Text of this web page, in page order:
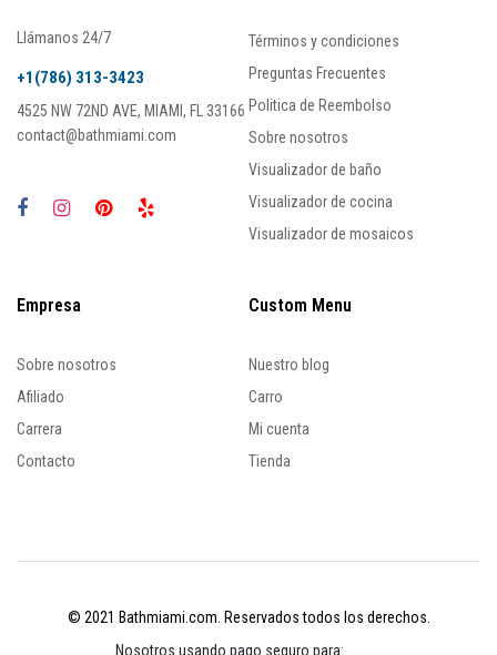
Llámanos 24/7
+1(786) 313-3423
4525 NW 72ND AVE, MIAMI, FL 33166
contact@bathmiami.com
Términos y condiciones
Preguntas Frecuentes
Politica de Reembolso
Sobre nosotros
Visualizador de baño
Visualizador de cocina
Visualizador de mosaicos
Empresa
Sobre nosotros
Afiliado
Carrera
Contacto
Custom Menu
Nuestro blog
Carro
Mi cuenta
Tienda
© 2021 Bathmiami.com. Reservados todos los derechos.
Nosotros usando pago seguro para: